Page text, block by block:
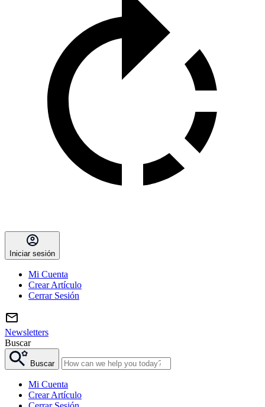
Iniciar sesión
Mi Cuenta
Crear Artículo
Cerrar Sesión
Newsletters
Buscar
Buscar
Mi Cuenta
Crear Artículo